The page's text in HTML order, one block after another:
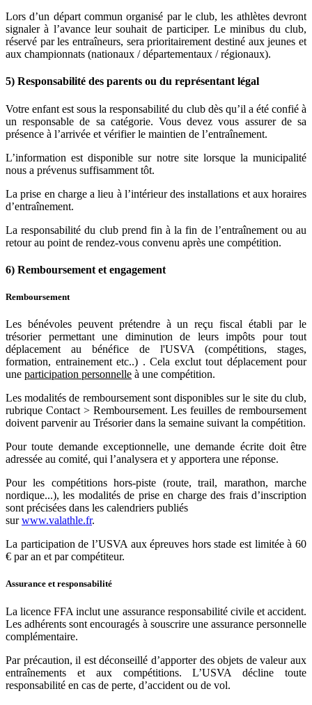
Lors d’un départ commun organisé par le club, les athlètes devront
signaler à l’avance leur souhait de participer. Le minibus du club,
réservé par les entraîneurs, sera prioritairement destiné aux jeunes et
aux championnats (nationaux / départementaux / régionaux).
5) Responsabilité des parents ou du représentant légal
Votre enfant est sous la responsabilité du club dès qu’il a été confié à
un responsable de sa catégorie. Vous devez vous assurer de sa
présence à l’arrivée et vérifier le maintien de l’entraînement.
L’information est disponible sur notre site lorsque la municipalité
nous a prévenus suffisamment tôt.
La prise en charge a lieu à l’intérieur des installations et aux horaires
d’entraînement.
La responsabilité du club prend fin à la fin de l’entraînement ou au
retour au point de rendez-vous convenu après une compétition.
6) Remboursement et engagement
Remboursement
Les bénévoles peuvent prétendre à un reçu fiscal établi par le
trésorier permettant une diminution de leurs impôts pour tout
déplacement au bénéfice de l'USVA (compétitions, stages,
formation, entrainement etc..) . Cela exclut tout déplacement pour
une participation personnelle à une compétition.
Les modalités de remboursement sont disponibles sur le site du club,
rubrique Contact > Remboursement. Les feuilles de remboursement
doivent parvenir au Trésorier dans la semaine suivant la compétition.
Pour toute demande exceptionnelle, une demande écrite doit être
adressée au comité, qui l’analysera et y apportera une réponse.
Pour les compétitions hors-piste (route, trail, marathon, marche
nordique...), les modalités de prise en charge des frais d’inscription
sont précisées dans les calendriers publiés
surwww.valathle.fr.
La participation de l’USVA aux épreuves hors stade est limitée à 60
€ par an et par compétiteur.
Assurance et responsabilité
La licence FFA inclut une assurance responsabilité civile et accident.
Les adhérents sont encouragés à souscrire une assurance personnelle
complémentaire.
Par précaution, il est déconseillé d’apporter des objets de valeur aux
entraînements et aux compétitions. L’USVA décline toute
responsabilité en cas de perte, d’accident ou de vol.